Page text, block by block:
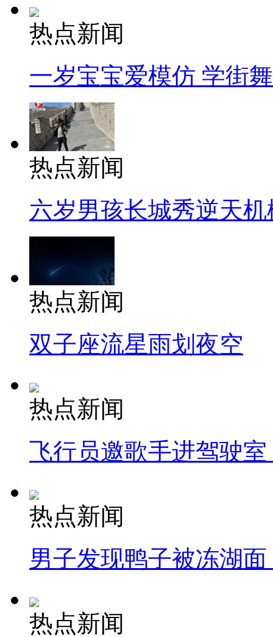
热点新闻
一岁宝宝爱模仿 学街
热点新闻
六岁男孩长城秀逆天机
热点新闻
双子座流星雨划夜空
热点新闻
飞行员邀歌手进驾驶
热点新闻
男子发现鸭子被冻湖
热点新闻